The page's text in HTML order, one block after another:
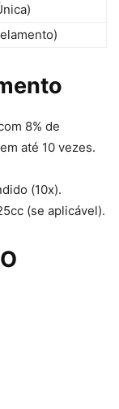
8% de
até 10 vezes.
(10x).
(se aplicável).